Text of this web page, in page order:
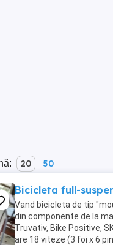
20 50
Bicicleta full-
Vand bicicleta de tip
din componente de la
Truvativ, Bike Positive,
are 18 viteze (3 foi x 6